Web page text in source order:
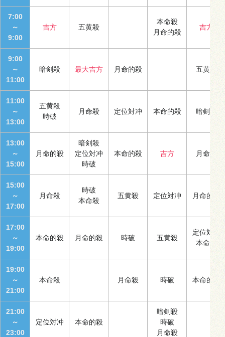
7:00
～
9:00
吉方 五黄殺
本命殺
月命的殺
吉方
9:00
～
11:00
暗剣殺 最大吉方 月命的殺 五黄殺
11:00
～
13:00
五黄殺
時破
月命殺 定位対冲 本命的殺 暗剣殺
13:00
～
15:00
月命的殺
暗剣殺
定位対冲
時破
本命的殺 吉方 月命殺
15:00
～
17:00
月命殺
時破
本命殺
五黄殺 定位対冲 月命的殺
17:00
～
19:00
本命的殺 月命的殺 時破 五黄殺
定位対冲
本命殺
19:00
～
21:00
本命殺 月命殺 時破 本命的殺
21:00
～
23:00
定位対冲 本命的殺
暗剣殺
時破
月命殺